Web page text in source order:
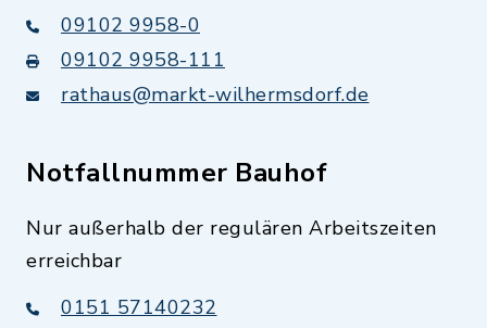
09102 9958-0
09102 9958-111
rathaus@markt-wilhermsdorf.de
Notfallnummer Bauhof
Nur außerhalb der regulären Arbeitszeiten
erreichbar
0151 57140232